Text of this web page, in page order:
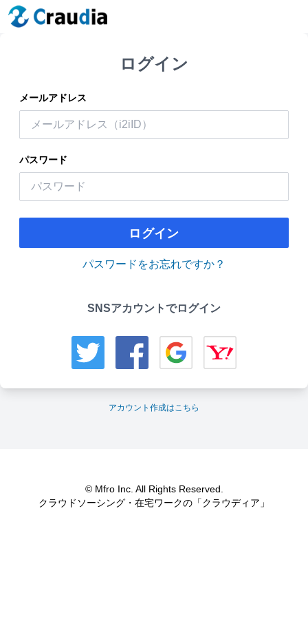
ログイン
メールアドレス
パスワード
ログイン
パスワードをお忘れですか？
SNSアカウントでログイン
アカウント作成はこちら
© Mfro Inc. All Rights Reserved.
クラウドソーシング・在宅ワークの「クラウディア」